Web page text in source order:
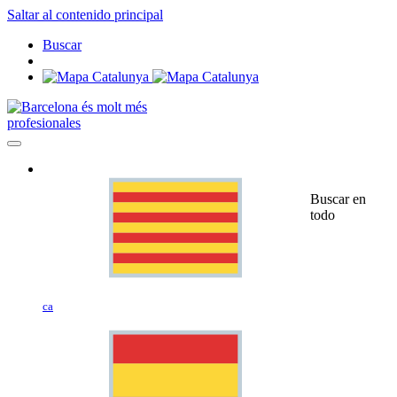
Saltar al contenido principal
Buscar
profesionales
ca
Buscar en
todo